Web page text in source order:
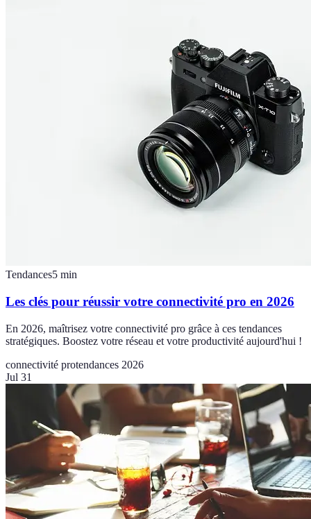
Tendances5 min
Les clés pour réussir votre connectivité pro en 2026
En 2026, maîtrisez votre connectivité pro grâce à ces tendances
stratégiques. Boostez votre réseau et votre productivité aujourd'hui !
connectivité protendances 2026
Jul 31